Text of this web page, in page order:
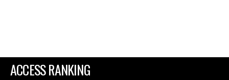
ACCESS RANKING